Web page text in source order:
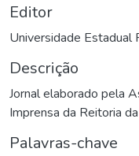
Editor
Universidade Estadual
Descrição
Jornal elaborado pela
Imprensa da Reitoria
Palavras-chave